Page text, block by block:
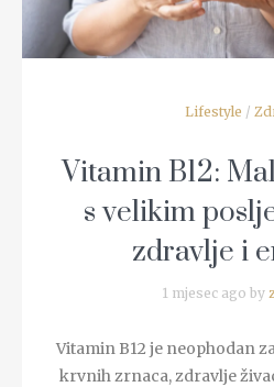
Lifestyle /
Vitamin B12:
s velikim
zdravlje i
1 mjesec ago by
Vitamin B12 je neophodan
krvnih zrnaca, zdravlje